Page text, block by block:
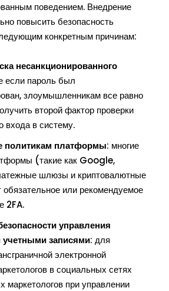
поведением. Внедрение
повысить безопасность
конкретным причинам:
несанкционированного
если пароль был
злоумышленникам все равно
второй фактор проверки
входа в систему.
политикам платформы: многие
(такие как Google,
шлюзы и криптовалютные
или рекомендуемое
2FA.
управления
учетными записями: для
электронной
в социальных сетях
маркетологов при управлении